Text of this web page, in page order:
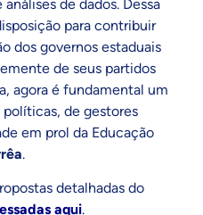
de dados. Dessa
para contribuir
dos governos estaduais
de seus partidos
agora é fundamental um
de gestores
em prol da Educação
.
detalhadas do
aqui.